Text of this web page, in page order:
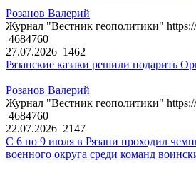
Розанов Валерий
Журнал "Вестник геополитики"
4684760
27.07.2026 1462
Рязанские казаки решили подарить
Розанов Валерий
Журнал "Вестник геополитики"
4684760
22.07.2026 2147
С 6 по 9 июля в Рязани проходил
военного округа среди команд